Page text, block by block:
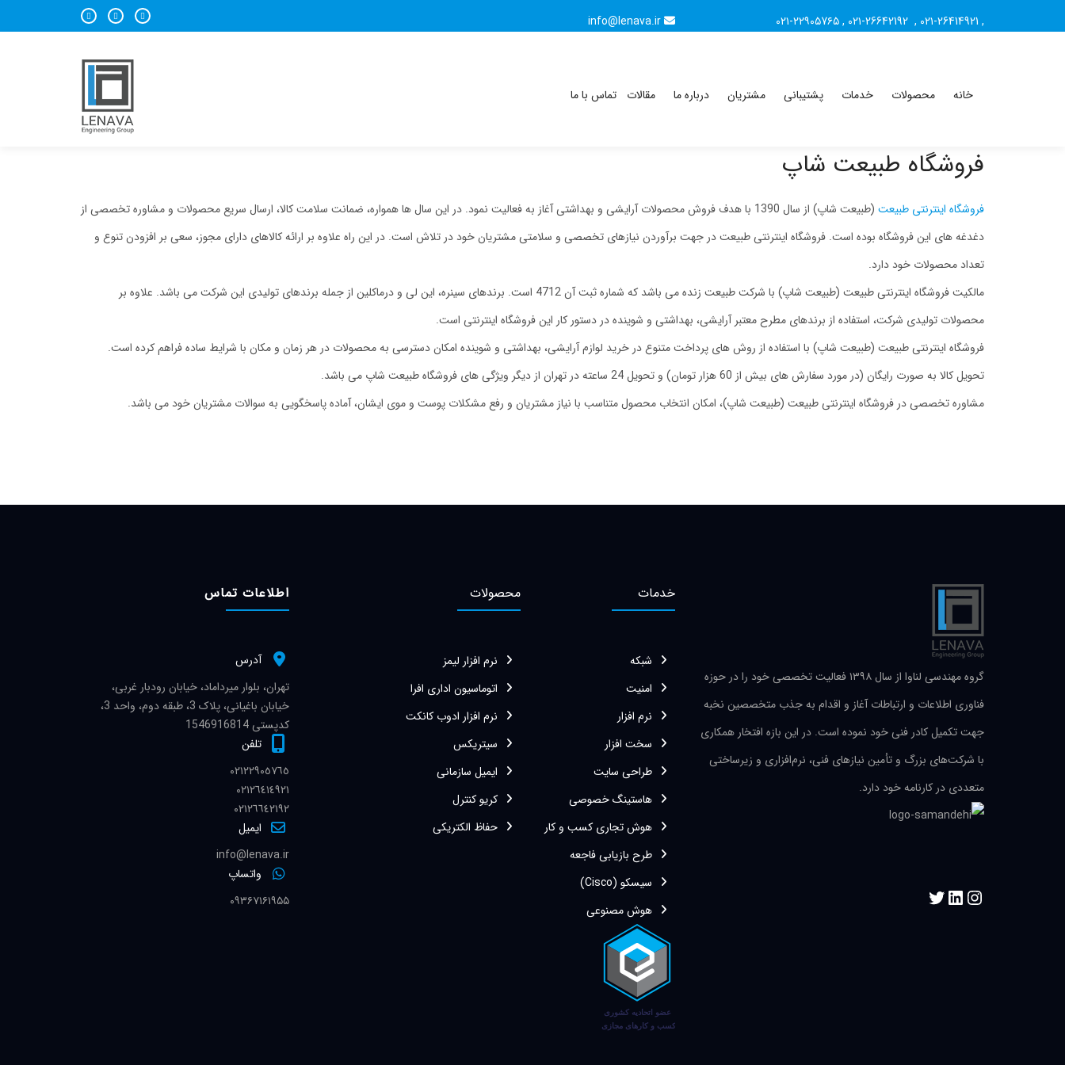
info@lenava.ir , ۰۲۱-26414921 ,
,۰۲۱-۲۲۹۰۵7۶۵
خانه محصولات خدمات پشتیبانی مشتریان درباره ما مقالات تماس با ما
فروشگاه طبیعت شاپ
فروشگاه اینترنتی طبیعت
(طبیعت شاپ) از سال 1390 با هدف فروش محصولات آرایشی و بهداشتی آغاز به فعالیت نمود. در این سال ها همواره، ضمانت سلامت کالا، ارسال سریع محصولات و مشاوره تخصصی از
دغدغه های این فروشگاه بوده است. فروشگاه اینترنتی طبیعت در جهت برآوردن نیازهای تخصصی و سلامتی مشتریان خود در تلاش است. در این راه علاوه بر ارائه کالاهای دارای مجوز، سعی بر افزودن تنوع و
تعداد محصولات خود دارد.
مالکیت فروشگاه اینترنتی طبیعت (طبیعت شاپ) با شرکت طبیعت زنده می باشد که شماره ثبت آن 4712 است. برندهای سینره، این لی و درماکلین از جمله برندهای تولیدی این شرکت می باشد. علاوه بر
محصولات تولیدی شرکت، استفاده از برندهای مطرح معتبر آرایشی، بهداشتی و شوینده در دستور کار این فروشگاه اینترنتی است.
فروشگاه اینترنتی طبیعت (طبیعت شاپ) با استفاده از روش های پرداخت متنوع در خرید لوازم آرایشی، بهداشتی و شوینده امکان دسترسی به محصولات در هر زمان و مکان با شرایط ساده فراهم کرده است.
تحویل کالا به صورت رایگان (در مورد سفارش های بیش از 60 هزار تومان) و تحویل 24 ساعته در تهران از دیگر ویژگی های فروشگاه طبیعت شاپ می باشد.
مشاوره تخصصی در فروشگاه اینترنتی طبیعت (طبیعت شاپ)، امکان انتخاب محصول متناسب با نیاز مشتریان و رفع مشکلات پوست و موی ایشان، آماده پاسخگویی به سوالات مشتریان خود می باشد.
اطلاعات تماس
آدرس
تهران، بلوار میرداماد، خیابان رودبار غربی،
خیابان باغیانی، پلاک 3، طبقه دوم، واحد 3،
کدپستی 1546916814
تلفن
٠٢١٢٢٩٠٥٧٦٥
٠٢١٢٦٤١٤٩٢١
٠٢١٢٦٦٤٢١٩٢
ایمیل
info@lenava.ir
واتساپ
۰۹۳۶۷۱۶۱۹۵۵
محصولات
نرم افزار لیمز
اتوماسیون اداری افرا
نرم افزار ادوب کانکت
سیتریکس
ایمیل سازمانی
کریو کنترل
حفاظ الکتریکی
خدمات
شبکه
امنیت
نرم افزار
سخت افزار
طراحی سایت
هاستینگ خصوصی
هوش تجاری کسب و کار
طرح بازیابی فاجعه
سیسکو (Cisco)
هوش مصنوعی
گروه مهندسی لناوا از سال ۱۳۹۸ فعالیت تخصصی خود را در حوزه
فناوری اطلاعات و ارتباطات آغاز و اقدام به جذب متخصصین نخبه
جهت تکمیل کادر فنی خود نموده است. در این بازه افتخار همکاری
با شرکت‌های بزرگ و تأمین نیازهای فنی، نرم‌افزاری و زیرساختی
متعددی در کارنامه خود دارد.